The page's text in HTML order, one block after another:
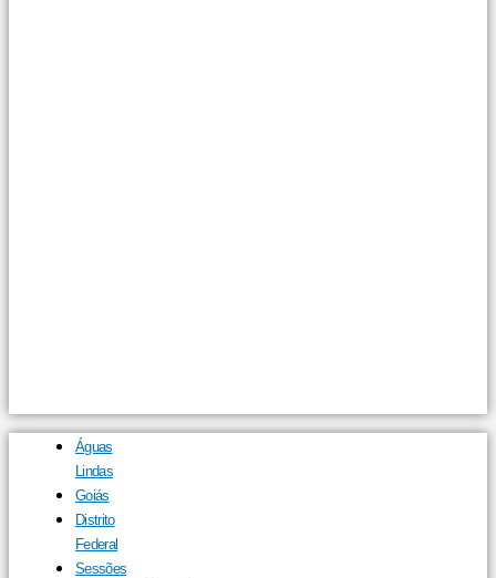
Águas
Lindas
Goiás
Distrito
Federal
Sessões